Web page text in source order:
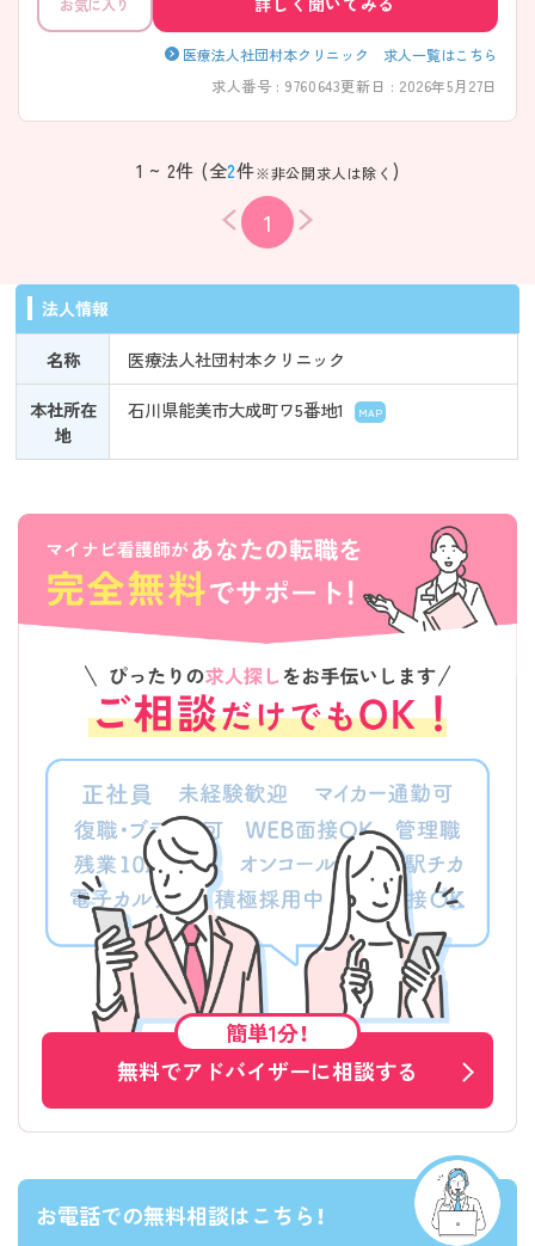
お気に入り
医療法人社団村本クリニック 求人一覧はこちら
求人番号 : 9760643更新日 : 2026年5月27日
1 ~ 2件 (全2件※非公開求人は除く )
1
法人情報
名称
医療法人社団村本クリニック
本社所在
地
石川県能美市大成町ワ5番地1 MAP
簡単1分！
無料でアドバイザーに相談する
お電話での無料相談はこちら！